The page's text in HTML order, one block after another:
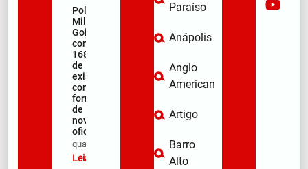
Polícia
Militar de
Goiás
comemora
168 anos
de
existência
com
formação
de 106
novos
oficiais
qua/08/2026
Leia mais »
Paraíso
Anápolis
Anglo
American
Artigo
Barro
Alto